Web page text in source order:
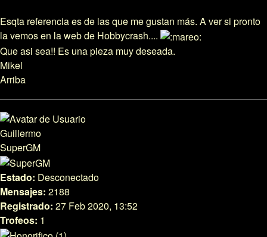
Esqta referencia es de las que me gustan más. A ver si pronto
la vemos en la web de Hobbycrash....
Que asi sea!! Es una pieza muy deseada.
Mikel
Arriba
Guillermo
SuperGM
Estado: Desconectado
Mensajes: 2188
Registrado: 27 Feb 2020, 13:52
Trofeos: 1